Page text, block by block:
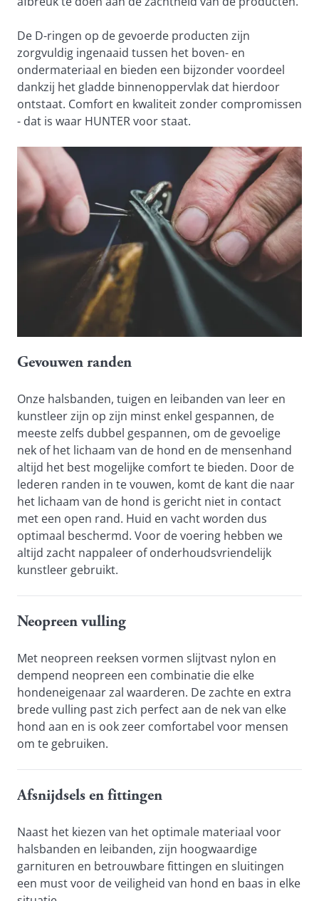
De D-ringen op de gevoerde producten zijn
zorgvuldig ingenaaid tussen het boven- en
ondermateriaal en bieden een bijzonder voordeel
dankzij het gladde binnenoppervlak dat hierdoor
ontstaat. Comfort en kwaliteit zonder compromissen
- dat is waar HUNTER voor staat.
Gevouwen randen
Onze halsbanden, tuigen en leibanden van leer en
kunstleer zijn op zijn minst enkel gespannen, de
meeste zelfs dubbel gespannen, om de gevoelige
nek of het lichaam van de hond en de mensenhand
altijd het best mogelijke comfort te bieden. Door de
lederen randen in te vouwen, komt de kant die naar
het lichaam van de hond is gericht niet in contact
met een open rand. Huid en vacht worden dus
optimaal beschermd. Voor de voering hebben we
altijd zacht nappaleer of onderhoudsvriendelijk
kunstleer gebruikt.
Neopreen vulling
Met neopreen reeksen vormen slijtvast nylon en
dempend neopreen een combinatie die elke
hondeneigenaar zal waarderen. De zachte en extra
brede vulling past zich perfect aan de nek van elke
hond aan en is ook zeer comfortabel voor mensen
om te gebruiken.
Afsnijdsels en fittingen
Naast het kiezen van het optimale materiaal voor
halsbanden en leibanden, zijn hoogwaardige
garnituren en betrouwbare fittingen en sluitingen
een must voor de veiligheid van hond en baas in elke